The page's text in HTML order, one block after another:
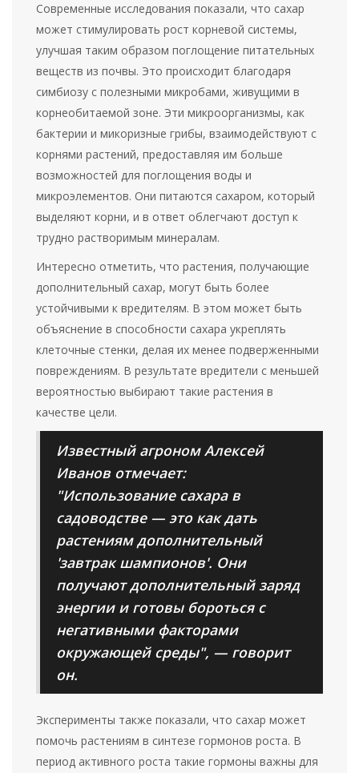
Современные исследования показали, что сахар
может стимулировать рост корневой системы,
улучшая таким образом поглощение питательных
веществ из почвы. Это происходит благодаря
симбиозу с полезными микробами, живущими в
корнеобитаемой зоне. Эти микроорганизмы, как
бактерии и микоризные грибы, взаимодействуют с
корнями растений, предоставляя им больше
возможностей для поглощения воды и
микроэлементов. Они питаются сахаром, который
выделяют корни, и в ответ облегчают доступ к
трудно растворимым минералам.
Интересно отметить, что растения, получающие
дополнительный сахар, могут быть более
устойчивыми к вредителям. В этом может быть
объяснение в способности сахара укреплять
клеточные стенки, делая их менее подверженными
повреждениям. В результате вредители с меньшей
вероятностью выбирают такие растения в
качестве цели.
Известный агроном Алексей
Иванов отмечает:
"Использование сахара в
садоводстве — это как дать
растениям дополнительный
'завтрак шампионов'. Они
получают дополнительный заряд
энергии и готовы бороться с
негативными факторами
окружающей среды", — говорит
он.
Эксперименты также показали, что сахар может
помочь растениям в синтезе гормонов роста. В
период активного роста такие гормоны важны для